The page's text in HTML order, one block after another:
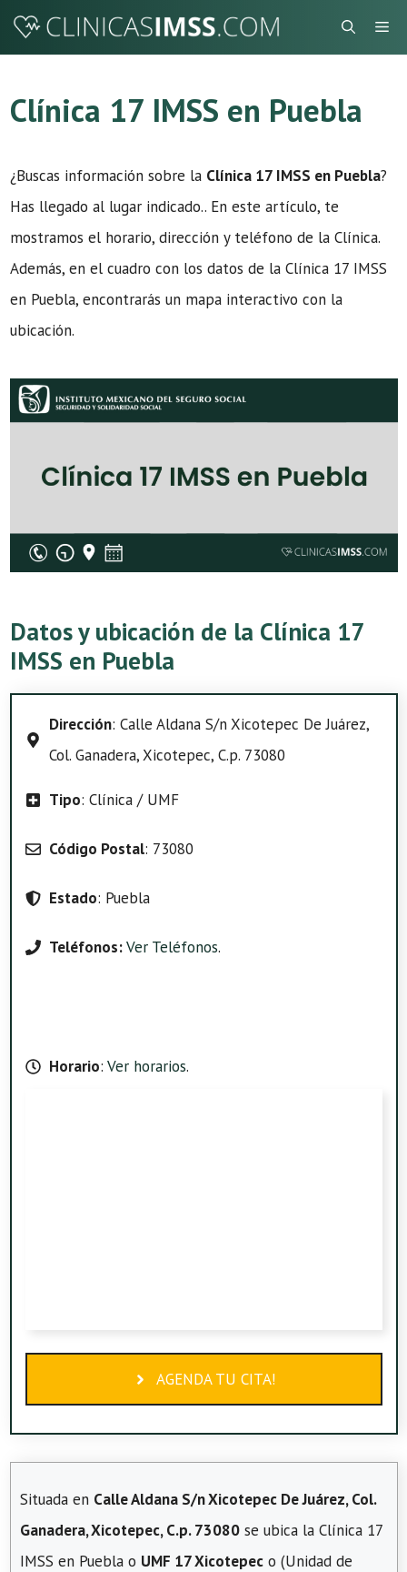
Saltar
Clínica 17 IMSS en Puebla
¿Buscas información sobre la Clínica 17 IMSS en Puebla?
Has llegado al lugar indicado.. En este artículo, te
mostramos el horario, dirección y teléfono de la Clínica.
Además, en el cuadro con los datos de la Clínica 17 IMSS
en Puebla, encontrarás un mapa interactivo con la
ubicación.
Datos y ubicación de la Clínica 17
IMSS en Puebla
Dirección: Calle Aldana S/n Xicotepec De Juárez,
Col. Ganadera, Xicotepec, C.p. 73080
Tipo: Clínica / UMF
Código Postal: 73080
Estado: Puebla
Teléfonos:Ver Teléfonos.
Horario: Ver horarios.
AGENDA TU CITA!
Situada en Calle Aldana S/n Xicotepec De Juárez, Col.
Ganadera, Xicotepec, C.p. 73080 se ubica la Clínica 17
IMSS en Puebla o UMF 17 Xicotepec o (Unidad de